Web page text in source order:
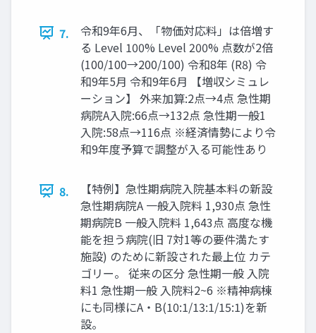
7.
令和9年6月、「物価対応料」は倍増す
る Level 100% Level 200% 点数が2倍
(100/100→200/100) 令和8年 (R8) 令
和9年5月 令和9年6月 【増収シミュレ
ーション】 外来加算:2点→4点 急性期
病院A入院:66点→132点 急性期一般1
入院:58点→116点 ※経済情勢により令
和9年度予算で調整が入る可能性あり
8.
【特例】急性期病院入院基本料の新設
急性期病院A 一般入院料 1,930点 急性
期病院B 一般入院料 1,643点 高度な機
能を担う病院(旧 7対1等の要件満たす
施設) のために新設された最上位 カテ
ゴリー。 従来の区分 急性期一般 入院
料1 急性期一般 入院料2~6 ※精神病棟
にも同様にA・B(10:1/13:1/15:1)を新
設。